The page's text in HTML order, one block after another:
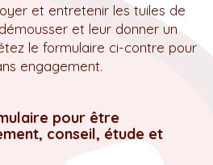
et entretenir les tuiles de
et leur donner un
le formulaire ci-contre pour
engagement.
pour être
conseil, étude et